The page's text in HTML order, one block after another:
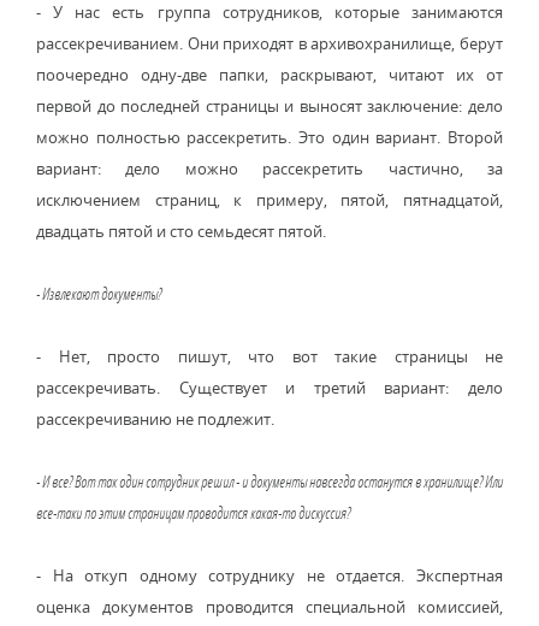
- У нас есть группа сотрудников, которые занимаются
рассекречиванием. Они приходят в архивохранилище, берут
поочередно одну-две папки, раскрывают, читают их от
первой до последней страницы и выносят заключение: дело
можно полностью рассекретить. Это один вариант. Второй
вариант: дело можно рассекретить частично, за
исключением страниц, к примеру, пятой, пятнадцатой,
двадцать пятой и сто семьдесят пятой.
- Извлекают документы?
- Нет, просто пишут, что вот такие страницы не
рассекречивать. Существует и третий вариант: дело
рассекречиванию не подлежит.
- И все? Вот так один сотрудник решил - и документы навсегда останутся в хранилище? Или
все-таки по этим страницам проводится какая-то дискуссия?
- На откуп одному сотруднику не отдается. Экспертная
оценка документов проводится специальной комиссией,